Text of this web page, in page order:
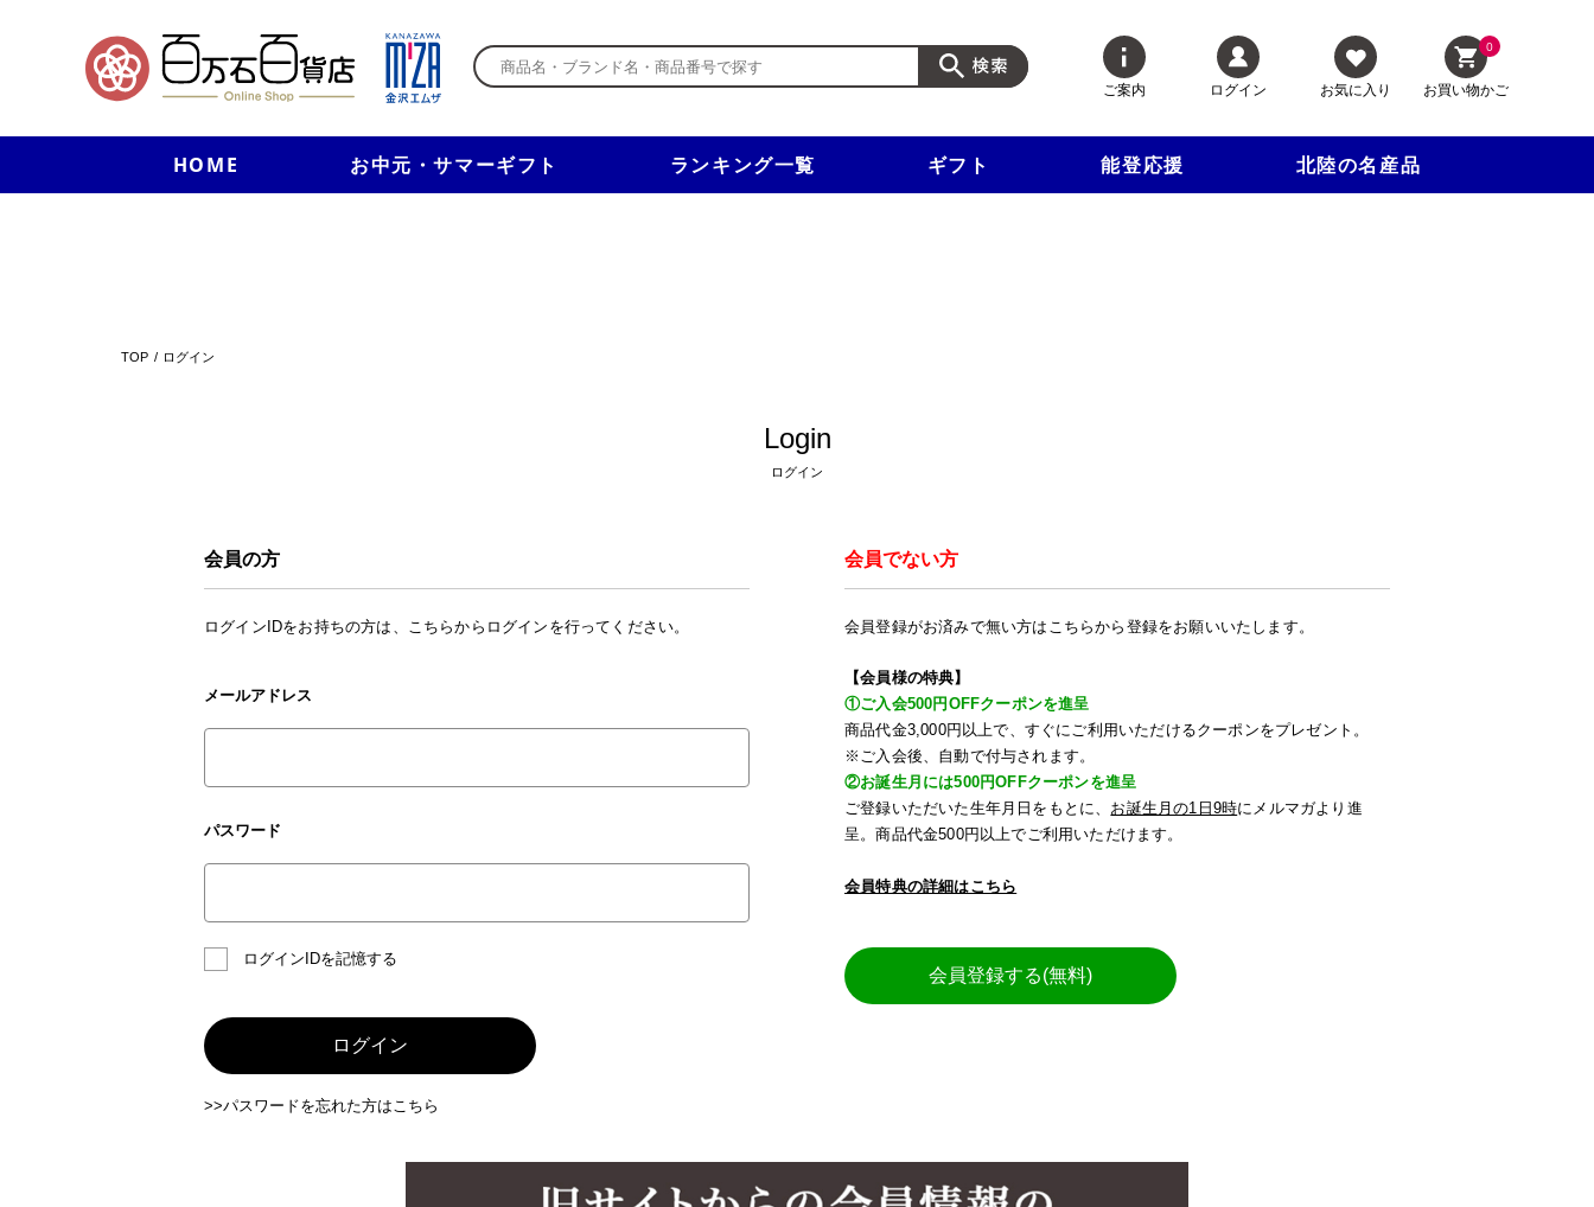
ご案内 ログイン お気に入り
0
お買い物かご
HOME お中元・サマーギフト ランキング一覧 ギフト 能登応援 北陸の名産品
新規入会で3千円以上で使える500円クーポンを進呈！
TOP ログイン
Login
ログイン
会員の方
ログインIDをお持ちの方は、こちらからログインを行ってください。
メールアドレス
パスワード
ログインIDを記憶する
ログイン
>>パスワードを忘れた方はこちら
会員でない方
会員登録がお済みで無い方はこちらから登録をお願いいたします。
【会員様の特典】
①ご入会500円OFFクーポンを進呈
商品代金3,000円以上で、すぐにご利用いただけるクーポンをプレゼント。
※ご入会後、自動で付与されます。
②お誕生月には500円OFFクーポンを進呈
ご登録いただいた生年月日をもとに、 お誕生月の1日9時にメルマガより進
呈。商品代金500円以上でご利用いただけます。
会員特典の詳細はこちら
会員登録する(無料)